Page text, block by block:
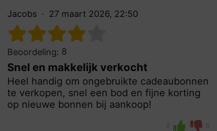
Jacobs 27 maart 2026, 22:50
Beoordeling: 8
Snel en makkelijk verkocht
Heel handig om ongebruikte cadeaubonnen
te verkopen, snel een bod en fijne korting
op nieuwe bonnen bij aankoop!
0 0